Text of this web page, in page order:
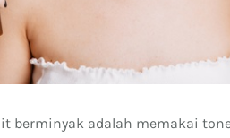
berminyak adalah memakai